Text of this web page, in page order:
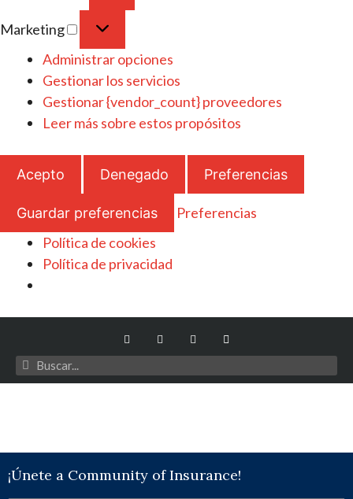
Marketing
Administrar opciones
Gestionar los servicios
Gestionar {vendor_count} proveedores
Leer más sobre estos propósitos
Acepto Denegado Preferencias
Guardar preferencias
Preferencias
Política de cookies
Política de privacidad
¡Únete a Community of Insurance!